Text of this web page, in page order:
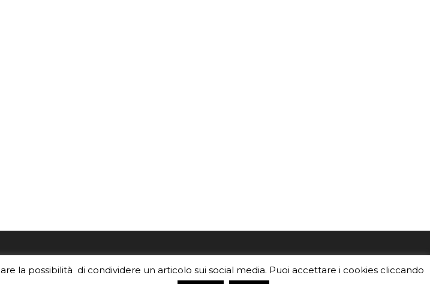
risponde, per inviarci le tue foto o i
brochureda distribuire nella tua
la possibilità di condividere un articolo sui social media. Puoi accettare i cookies cliccando